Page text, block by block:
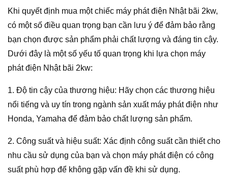
Khi quyết định mua một chiếc máy phát điện Nhật bãi 2kw,
có một số điều quan trọng bạn cần lưu ý để đảm bảo rằng
bạn chọn được sản phẩm phải chất lượng và đáng tin cậy.
Dưới đây là một số yếu tố quan trọng khi lựa chọn máy
phát điện Nhật bãi 2kw:
1. Độ tin cậy của thương hiệu: Hãy chọn các thương hiệu
nổi tiếng và uy tín trong ngành sản xuất máy phát điện như
Honda, Yamaha để đảm bảo chất lượng sản phẩm.
2. Công suất và hiệu suất: Xác định công suất cần thiết cho
nhu cầu sử dụng của bạn và chọn máy phát điện có công
suất phù hợp để không gặp vấn đề khi sử dụng.